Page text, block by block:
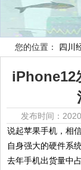
您的位置： 四川
iPhone12
发布时间：
说起苹果手机，相
自身强大的硬件系
去年手机出货量中